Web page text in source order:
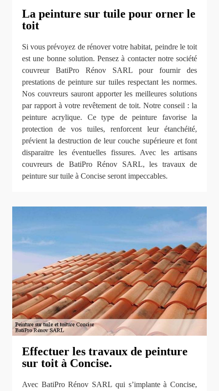
La peinture sur tuile pour orner le
toit
Si vous prévoyez de rénover votre habitat, peindre le toit
est une bonne solution. Pensez à contacter notre société
couvreur BatiPro Rénov SARL pour fournir des
prestations de peinture sur tuiles respectant les normes.
Nos couvreurs sauront apporter les meilleures solutions
par rapport à votre revêtement de toit. Notre conseil : la
peinture acrylique. Ce type de peinture favorise la
protection de vos tuiles, renforcent leur étanchéité,
prévient la destruction de leur couche supérieure et font
disparaitre les éventuelles fissures. Avec les artisans
couvreurs de BatiPro Rénov SARL, les travaux de
peinture sur tuile à Concise seront impeccables.
Effectuer les travaux de peinture
sur toit à Concise.
Avec BatiPro Rénov SARL qui s’implante à Concise,